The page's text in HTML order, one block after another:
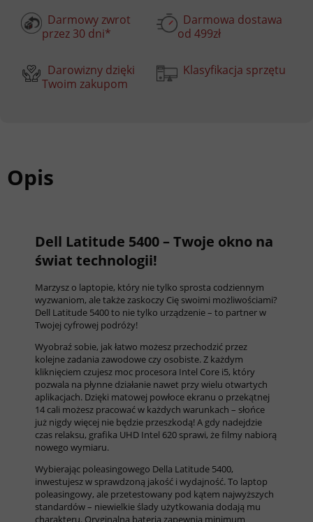
Darmowy zwrot
przez 30 dni*
Darmowa dostawa
od 499zł
Darowizny dzięki
Twoim zakupom
Klasyfikacja sprzętu
Opis
Dell Latitude 5400 – Twoje okno na
świat technologii!
Marzysz o laptopie, który nie tylko sprosta codziennym
wyzwaniom, ale także zaskoczy Cię swoimi możliwościami?
Dell Latitude 5400 to nie tylko urządzenie – to partner w
Twojej cyfrowej podróży!
Wyobraź sobie, jak łatwo możesz przechodzić przez
kolejne zadania zawodowe czy osobiste. Z każdym
kliknięciem czujesz moc procesora Intel Core i5, który
pozwala na płynne działanie nawet przy wielu otwartych
aplikacjach. Dzięki matowej powłoce ekranu o przekątnej
14 cali możesz pracować w każdych warunkach – słońce
już nigdy więcej nie będzie przeszkodą! A gdy nadejdzie
czas relaksu, grafika UHD Intel 620 sprawi, że filmy nabiorą
nowego wymiaru.
Wybierając poleasingowego Della Latitude 5400,
inwestujesz w sprawdzoną jakość i wydajność. To laptop
poleasingowy, ale przetestowany pod kątem najwyższych
standardów – niewielkie ślady użytkowania dodają mu
charakteru. Oryginalna bateria zapewnia minimum